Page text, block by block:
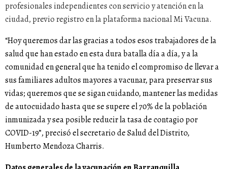
profesionales independientes con servicio y atención en la
ciudad, previo registro en la plataforma nacional Mi Vacuna.
“Hoy queremos dar las gracias a todos esos trabajadores de la
salud que han estado en esta dura batalla día a día, y a la
comunidad en general que ha tenido el compromiso de llevar a
sus familiares adultos mayores a vacunar, para preservar sus
vidas; queremos que se sigan cuidando, mantener las medidas
de autocuidado hasta que se supere el 70% de la población
inmunizada y sea posible reducir la tasa de contagio por
COVID-19”, precisó el secretario de Salud del Distrito,
Humberto Mendoza Charris.